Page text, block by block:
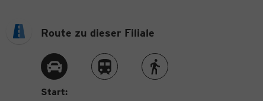
Route zu dieser Filiale
Route per AutoRoute per ZugRoute zu Fuß
Start: